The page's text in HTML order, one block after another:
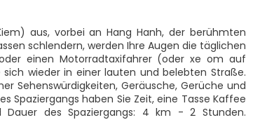
aus, vorbei an Hang Hanh, der berühmten
schlendern, werden Ihre Augen die täglichen
einen Motorradtaxifahrer (oder xe om auf
wieder in einer lauten und belebten Straße.
Sehenswürdigkeiten, Geräusche, Gerüche und
Spaziergangs haben Sie Zeit, eine Tasse Kaffee
des Spaziergangs: 4 km - 2 Stunden.